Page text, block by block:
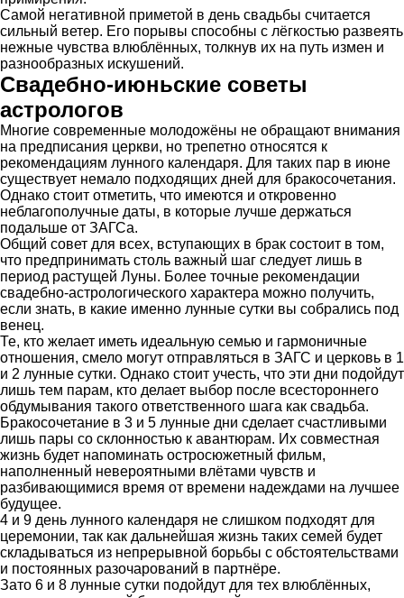
Самой негативной приметой в день свадьбы считается
сильный ветер. Его порывы способны с лёгкостью развеять
нежные чувства влюблённых, толкнув их на путь измен и
разнообразных искушений.
Свадебно-июньские советы
астрологов
Многие современные молодожёны не обращают внимания
на предписания церкви, но трепетно относятся к
рекомендациям лунного календаря. Для таких пар в июне
существует немало подходящих дней для бракосочетания.
Однако стоит отметить, что имеются и откровенно
неблагополучные даты, в которые лучше держаться
подальше от ЗАГСа.
Общий совет для всех, вступающих в брак состоит в том,
что предпринимать столь важный шаг следует лишь в
период растущей Луны. Более точные рекомендации
свадебно-астрологического характера можно получить,
если знать, в какие именно лунные сутки вы собрались под
венец.
Те, кто желает иметь идеальную семью и гармоничные
отношения, смело могут отправляться в ЗАГС и церковь в 1
и 2 лунные сутки. Однако стоит учесть, что эти дни подойдут
лишь тем парам, кто делает выбор после всестороннего
обдумывания такого ответственного шага как свадьба.
Бракосочетание в 3 и 5 лунные дни сделает счастливыми
лишь пары со склонностью к авантюрам. Их совместная
жизнь будет напоминать остросюжетный фильм,
наполненный невероятными влётами чувств и
разбивающимися время от времени надеждами на лучшее
будущее.
4 и 9 день лунного календаря не слишком подходят для
церемонии, так как дальнейшая жизнь таких семей будет
складываться из непрерывной борьбы с обстоятельствами
и постоянных разочарований в партнёре.
Зато 6 и 8 лунные сутки подойдут для тех влюблённых,